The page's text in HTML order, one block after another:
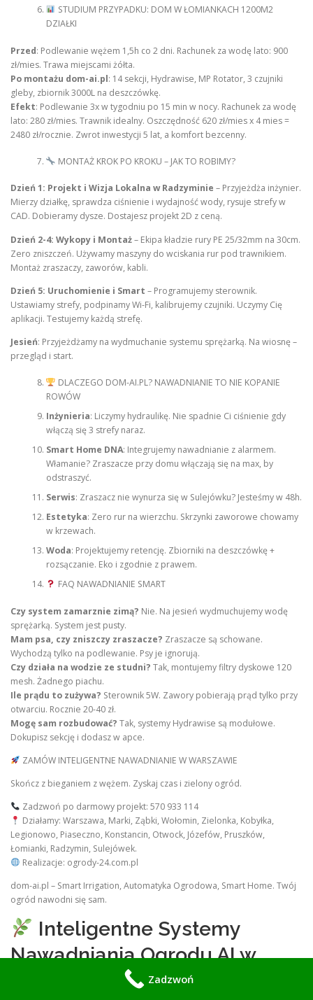
STUDIUM PRZYPADKU: DOM W ŁOMIANKACH 1200M2
DZIAŁKI
Przed: Podlewanie wężem 1,5h co 2 dni. Rachunek za wodę lato: 900
zł/mies. Trawa miejscami żółta.
Po montażu dom-ai.pl: 14 sekcji, Hydrawise, MP Rotator, 3 czujniki
gleby, zbiornik 3000L na deszczówkę.
Efekt: Podlewanie 3x w tygodniu po 15 min w nocy. Rachunek za wodę
lato: 280 zł/mies. Trawnik idealny. Oszczędność 620 zł/mies x 4 mies =
2480 zł/rocznie. Zwrot inwestycji 5 lat, a komfort bezcenny.
MONTAŻ KROK PO KROKU – JAK TO ROBIMY?
Dzień 1: Projekt i Wizja Lokalna w Radzyminie – Przyjeżdża inżynier.
Mierzy działkę, sprawdza ciśnienie i wydajność wody, rysuje strefy w
CAD. Dobieramy dysze. Dostajesz projekt 2D z ceną.
Dzień 2-4: Wykopy i Montaż– Ekipa kładzie rury PE 25/32mm na 30cm.
Zero zniszczeń. Używamy maszyny do wciskania rur pod trawnikiem.
Montaż zraszaczy, zaworów, kabli.
Dzień 5: Uruchomienie i Smart – Programujemy sterownik.
Ustawiamy strefy, podpinamy Wi-Fi, kalibrujemy czujniki. Uczymy Cię
aplikacji. Testujemy każdą strefę.
Jesień: Przyjeżdżamy na wydmuchanie systemu sprężarką. Na wiosnę –
przegląd i start.
DLACZEGO DOM-AI.PL? NAWADNIANIE TO NIE KOPANIE
ROWÓW
Inżynieria: Liczymy hydraulikę. Nie spadnie Ci ciśnienie gdy
włączą się 3 strefy naraz.
Smart Home DNA: Integrujemy nawadnianie z alarmem.
Włamanie? Zraszacze przy domu włączają się na max, by
odstraszyć.
Serwis: Zraszacz nie wynurza się w Sulejówku? Jesteśmy w 48h.
Estetyka: Zero rur na wierzchu. Skrzynki zaworowe chowamy
w krzewach.
Woda: Projektujemy retencję. Zbiorniki na deszczówkę +
rozsączanie. Eko i zgodnie z prawem.
FAQ NAWADNIANIE SMART
Czy system zamarznie zimą? Nie. Na jesień wydmuchujemy wodę
sprężarką. System jest pusty.
Mam psa, czy zniszczy zraszacze? Zraszacze są schowane.
Wychodzą tylko na podlewanie. Psy je ignorują.
Czy działa na wodzie ze studni? Tak, montujemy filtry dyskowe 120
mesh. Żadnego piachu.
Ile prądu to zużywa? Sterownik 5W. Zawory pobierają prąd tylko przy
otwarciu. Rocznie 20-40 zł.
Mogę sam rozbudować? Tak, systemy Hydrawise są modułowe.
Dokupisz sekcję i dodasz w apce.
ZAMÓW INTELIGENTNE NAWADNIANIE W WARSZAWIE
Skończ z bieganiem z wężem. Zyskaj czas i zielony ogród.
Zadzwoń po darmowy projekt: 570 933 114
Działamy: Warszawa, Marki, Ząbki, Wołomin, Zielonka, Kobyłka,
Legionowo, Piaseczno, Konstancin, Otwock, Józefów, Pruszków,
Łomianki, Radzymin, Sulejówek.
Realizacje: ogrody-24.com.pl
dom-ai.pl – Smart Irrigation, Automatyka Ogrodowa, Smart Home. Twój
ogród nawodni się sam.
Inteligentne Systemy
Nawadniania Ogrodu AI w
Polsce – Smart Irrigation dla
Zadzwoń